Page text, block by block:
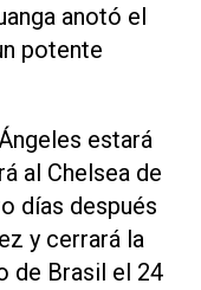
anotó el
potente
estará
al Chelsea de
días después
y cerrará la
de Brasil el 24